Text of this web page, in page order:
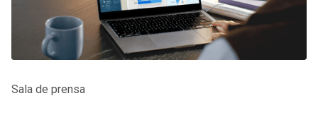
Sala de prensa